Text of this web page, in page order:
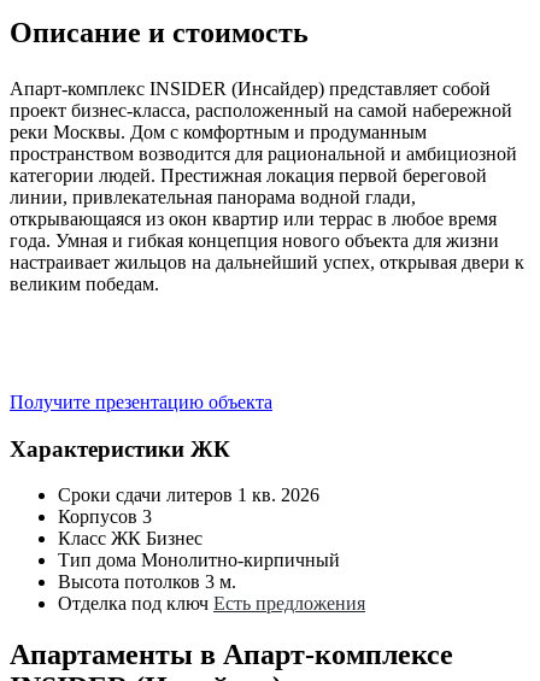
Описание и стоимость
Апарт-комплекс INSIDER (Инсайдер) представляет собой
проект бизнес-класса, расположенный на самой набережной
реки Москвы. Дом с комфортным и продуманным
пространством возводится для рациональной и амбициозной
категории людей. Престижная локация первой береговой
линии, привлекательная панорама водной глади,
открывающаяся из окон квартир или террас в любое время
года. Умная и гибкая концепция нового объекта для жизни
настраивает жильцов на дальнейший успех, открывая двери к
великим победам.
Получите презентацию объекта
Характеристики ЖК
Сроки сдачи литеров 1 кв. 2026
Корпусов 3
Класс ЖК Бизнес
Тип дома Монолитно-кирпичный
Высота потолков 3 м.
Отделка под ключ Есть предложения
Апартаменты в Апарт-комплексе